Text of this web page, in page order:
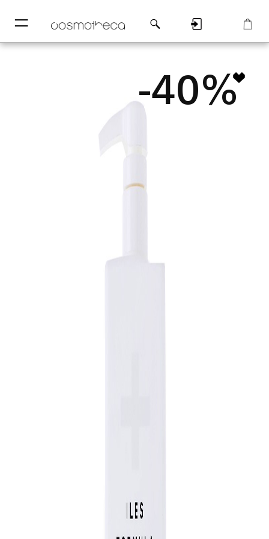
─
─ РегистрацияКорзина
-40%